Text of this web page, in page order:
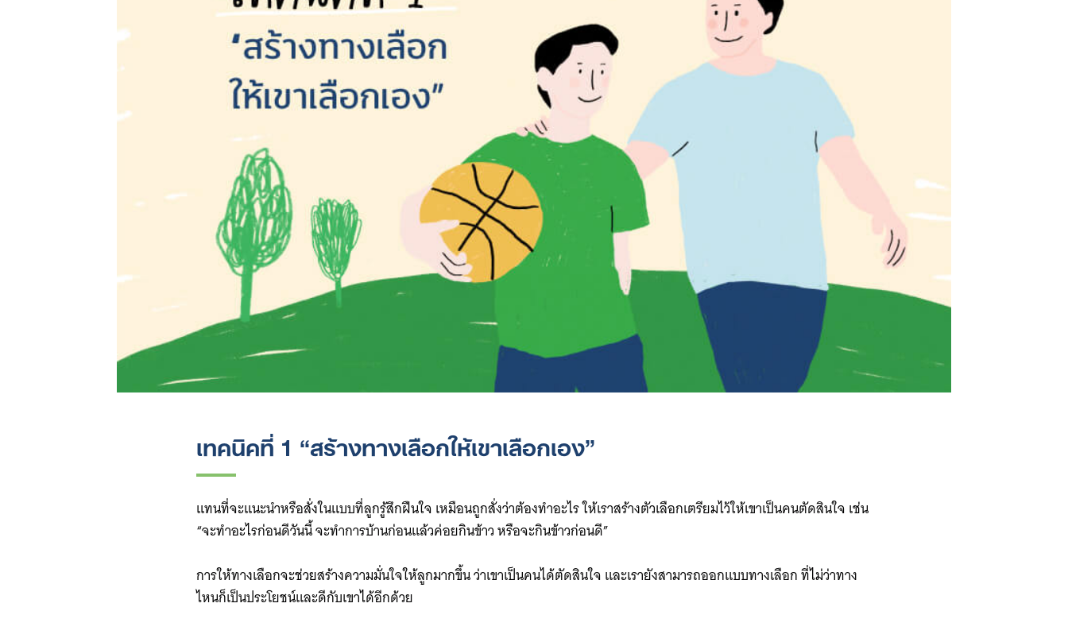
เทคนิคที่ 1 “สร้างทางเลือกให้เขาเลือกเอง”
แทนที่จะแนะนำหรือสั่งในแบบที่ลูกรู้สึกฝืนใจ เหมือนถูกสั่งว่าต้องทำอะไร ให้เราสร้างตัวเลือกเตรียมไว้ให้เขาเป็นคนตัดสินใจ เช่น
“จะทำอะไรก่อนดีวันนี้ จะทำการบ้านก่อนแล้วค่อยกินข้าว หรือจะกินข้าวก่อนดี”
การให้ทางเลือกจะช่วยสร้างความมั่นใจให้ลูกมากขึ้น ว่าเขาเป็นคนได้ตัดสินใจ และเรายังสามารถออกแบบทางเลือก ที่ไม่ว่าทาง
ไหนก็เป็นประโยชน์และดีกับเขาได้อีกด้วย